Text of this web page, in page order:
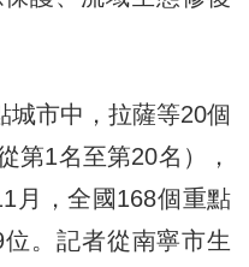
市中，拉薩等20個
第1名至第20名），
月，全國168個重點
。記者從南寧市生